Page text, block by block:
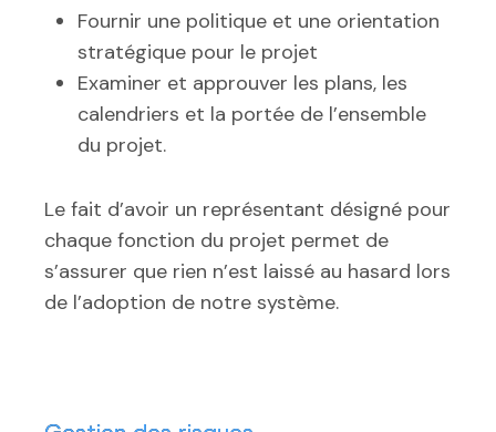
Fournir une politique et une orientation
stratégique pour le projet
Examiner et approuver les plans, les
calendriers et la portée de l’ensemble
du projet.
Le fait d’avoir un représentant désigné pour
chaque fonction du projet permet de
s’assurer que rien n’est laissé au hasard lors
de l’adoption de notre système.